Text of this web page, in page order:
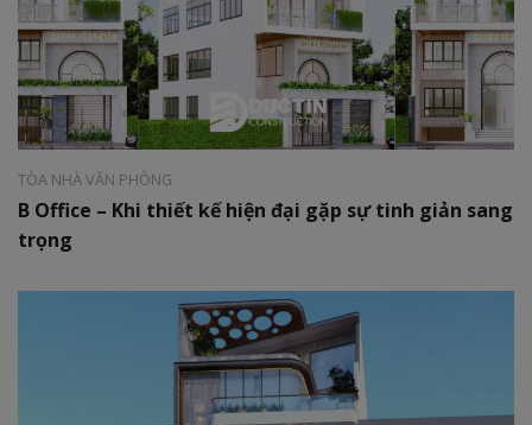
Phong cách:Hiện đại
Diện tích:
6x20m
TÒA NHÀ VĂN PHÒNG
B Office – Khi thiết kế hiện đại gặp sự tinh giản sang
trọng